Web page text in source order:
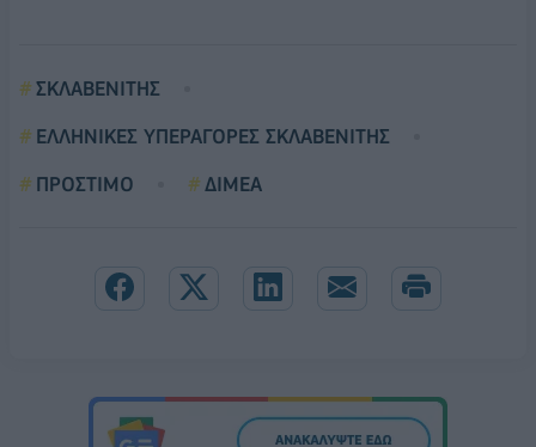
ΣΚΛΑΒΕΝΙΤΗΣ
EΛΛΗΝΙΚΕΣ ΥΠΕΡΑΓΟΡΕΣ ΣΚΛΑΒΕΝΙΤΗΣ
ΠΡΟΣΤΙΜΟ
ΔΙΜΕΑ